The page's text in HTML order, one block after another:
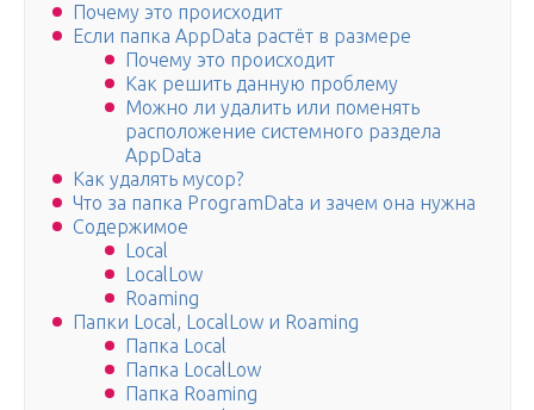
Почему это происходит
Если папка AppData растёт в размере
Почему это происходит
Как решить данную проблему
Можно ли удалить или поменять
расположение системного раздела
AppData
Как удалять мусор?
Что за папка ProgramData и зачем она нужна
Содержимое
Local
LocalLow
Roaming
Папки Local, LocalLow и Roaming
Папка Local
Папка LocalLow
Папка Roaming